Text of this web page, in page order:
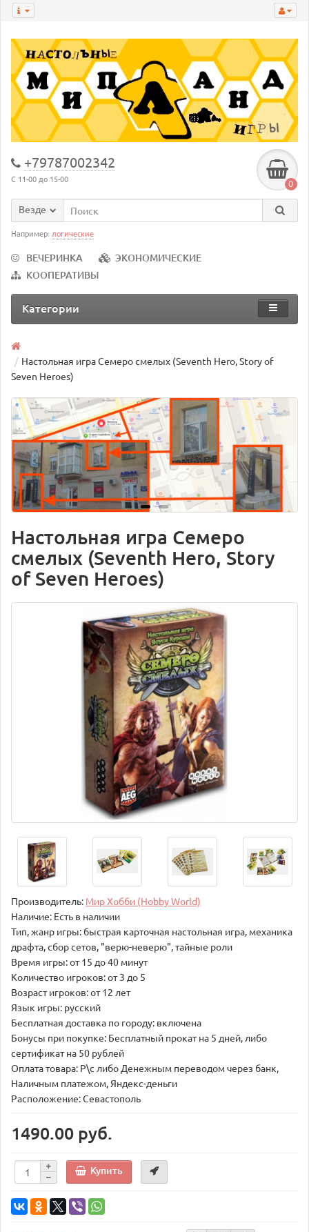
+79787002342
С 11-00 до 15-00 0
Везде
Например: логические
ВЕЧЕРИНКА
ЭКОНОМИЧЕСКИЕ
КООПЕРАТИВЫ
Категории
Настольная игра Семеро смелых (Seventh Hero, Story of
Seven Heroes)
Настольная игра Семеро
смелых (Seventh Hero, Story
of Seven Heroes)
Производитель: Мир Хобби (Hobby World)
Наличие: Есть в наличии
Тип, жанр игры: быстрая карточная настольная игра, механика
драфта, сбор сетов, "верю-неверю", тайные роли
Время игры: от 15 до 40 минут
Количество игроков: от 3 до 5
Возраст игроков: от 12 лет
Язык игры: русский
Бесплатная доставка по городу: включена
Бонусы при покупке: Бесплатный прокат на 5 дней, либо
сертификат на 50 рублей
Оплата товара: Р\с либо Денежным переводом через банк,
Наличным платежом, Яндекс-деньги
Расположение: Севастополь
1490.00 руб.
Купить